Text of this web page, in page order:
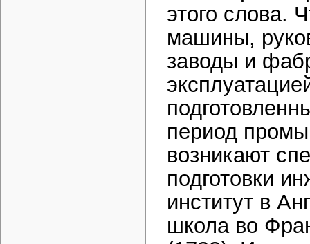
этого слова.
машины,
заводы и
период
возникают
подготовки
институт в
школа во